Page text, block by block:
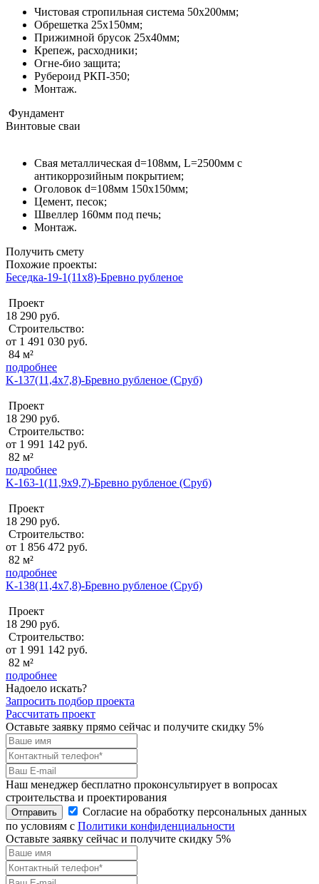
Чистовая стропильная система 50х200мм;
Обрешетка 25х150мм;
Прижимной брусок 25х40мм;
Крепеж, расходники;
Огне-био защита;
Рубероид РКП-350;
Монтаж.
Фундамент
Винтовые сваи
Свая металлическая d=108мм, L=2500мм с
антикоррозийным покрытием;
Оголовок d=108мм 150x150мм;
Цемент, песок;
Швеллер 160мм под печь;
Монтаж.
Получить смету
Похожие проекты:
Беседка-19-1(11x8)-Бревно рубленое
Проект
18 290 руб.
Строительство:
от 1 491 030 руб.
84 м²
подробнее
K-137(11,4х7,8)-Бревно рубленое (Сруб)
Проект
18 290 руб.
Строительство:
от 1 991 142 руб.
82 м²
подробнее
K-163-1(11,9х9,7)-Бревно рубленое (Сруб)
Проект
18 290 руб.
Строительство:
от 1 856 472 руб.
82 м²
подробнее
K-138(11,4х7,8)-Бревно рубленое (Сруб)
Проект
18 290 руб.
Строительство:
от 1 991 142 руб.
82 м²
подробнее
Надоело искать?
Запросить подбор проекта
Рассчитать проект
Оставьте заявку прямо сейчас и получите скидку 5%
Наш менеджер бесплатно проконсультирует в вопросах
строительства и проектирования
Отправить
Согласие на обработку персональных данных
по условиям с Политики конфиденциальности
Оставьте заявку сейчас и получите скидку 5%